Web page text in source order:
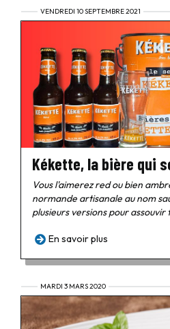
VENDREDI 10 SEPTEMBRE 2021
Kékette, la bière qui
Vous l'aimerez red ou bien
normande artisanale au nom
plusieurs versions pour assouvir
En savoir plus
MARDI 3 MARS 2020